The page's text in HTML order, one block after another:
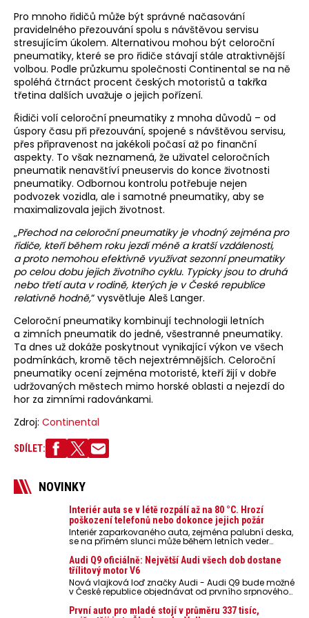
Pro mnoho řidičů může být správné načasování
pravidelného přezouvání spolu s návštěvou servisu
stresujícím úkolem. Alternativou mohou být celoroční
pneumatiky, které se pro řidiče stávají stále atraktivnější
volbou. Podle průzkumu společnosti Continental se na ně
spoléhá čtrnáct procent českých motoristů a takřka
třetina dalších uvažuje o jejich pořízení.
Řidiči volí celoroční pneumatiky z mnoha důvodů – od
úspory času při přezouvání, spojené s návštěvou servisu,
přes připravenost na jakékoli počasí až po finanční
aspekty. To však neznamená, že uživatel celoročních
pneumatik nenavštíví pneuservis do konce životnosti
pneumatiky. Odbornou kontrolu potřebuje nejen
podvozek vozidla, ale i samotné pneumatiky, aby se
maximalizovala jejich životnost.
„Přechod na celoroční pneumatiky je vhodný zejména pro
řidiče, kteří během roku jezdí méně a kratší vzdálenosti,
a proto nemohou efektivně využívat sezonní pneumatiky
po celou dobu jejich životního cyklu. Typicky jsou to druhá
nebo třetí auta v rodině, kterých je v České republice
relativně hodně,“ vysvětluje Aleš Langer.
Celoroční pneumatiky kombinují technologii letních
a zimních pneumatik do jedné, všestranné pneumatiky.
Ta dnes už dokáže poskytnout vynikající výkon ve všech
podmínkách, kromě těch nejextrémnějších. Celoroční
pneumatiky ocení zejména motoristé, kteří žijí v dobře
udržovaných městech mimo horské oblasti a nejezdí do
hor za zimními radovánkami.
Zdroj: Continental
SDÍLET:
NOVINKY
Interiér auta se v létě rozpálí až na 80 °C. Hrozí
poškození telefonů nebo dokonce jejich požár
Interiér zaparkovaného auta, zejména palubní deska,
se na přímém slunci může během letních veder
nebezpečí pro odložené mobilní telefony, powerbanky
nebo notebooky. Můžou urychlit stárnutí baterií,
poškodit elektroniku a ve výjimečných případech i
zvýšit riziko požáru.
Audi Q9 oficiálně: Největší Audi všech dob dostane
třílitový motor V6
Nová vlajková loď značky Audi - Audi Q9 bude možné
v České republice objednávat od prvního srpnového
První auto pro mladé stojí v průměru 337 tisíc,